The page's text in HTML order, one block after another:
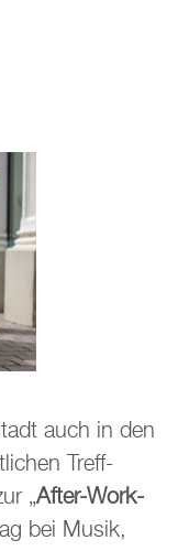
auch in den
Treff­
„After-Work-
bei Musik,